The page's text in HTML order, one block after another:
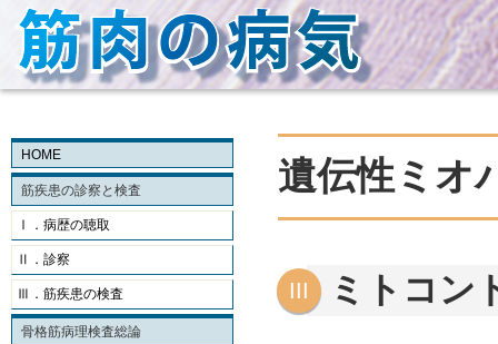
HOME
筋疾患の診察と検査
Ⅰ．病歴の聴取
Ⅱ．診察
Ⅲ．筋疾患の検査
骨格筋病理検査総論
遺伝性ミオ
ミトコン